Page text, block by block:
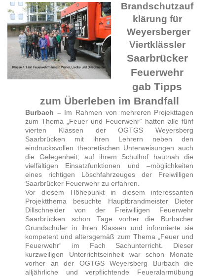
Brandschutzauf
klärung für
Weyersberger
Viertklässler
Saarbrücker
Feuerwehr
gab Tipps
zum Überleben im Brandfall
Burbach – Im Rahmen von mehreren Projekttagen
zum Thema „Feuer und Feuerwehr“ hatten alle fünf
vierten Klassen der OGTGS Weyersberg
Saarbrücken mit ihren Lehrern neben den
eindrucksvollen theoretischen Unterweisungen auch
die Gelegenheit, auf ihrem Schulhof hautnah die
vielfältigen Einsatzfunktionen und –möglichkeiten
eines richtigen Löschfahrzeuges der Freiwilligen
Saarbrücker Feuerwehr zu erfahren.
Vor diesem Höhepunkt in diesem interessanten
Projektthema besuchte Hauptbrandmeister Dieter
Dillschneider von der Freiwilligen Feuerwehr
Saarbrücken schon Tage vorher die Burbacher
Grundschüler in ihren Klassen und informierte sie
kompetent und altersgemäß zum Thema „Feuer und
Feuerwehr“ im Fach Sachunterricht. Dieser
kurzweiligen Unterrichtseinheit war schon Monate
vorher an der OGTGS Weyersberg Burbach die
alljährliche und verpflichtende Feueralarmübung